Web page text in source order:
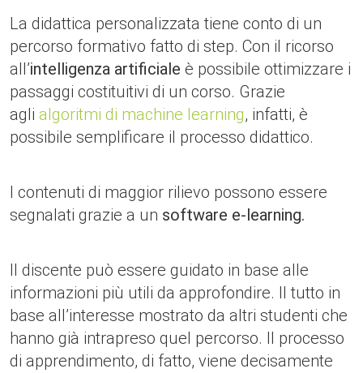
La didattica personalizzata tiene conto di un
percorso formativo fatto di step. Con il ricorso
all’intelligenza artificiale è possibile ottimizzare i
passaggi costituitivi di un corso. Grazie
agli algoritmi di machine learning, infatti, è
possibile semplificare il processo didattico.
I contenuti di maggior rilievo possono essere
segnalati grazie a un software e-learning.
Il discente può essere guidato in base alle
informazioni più utili da approfondire. Il tutto in
base all’interesse mostrato da altri studenti che
hanno già intrapreso quel percorso. Il processo
di apprendimento, di fatto, viene decisamente